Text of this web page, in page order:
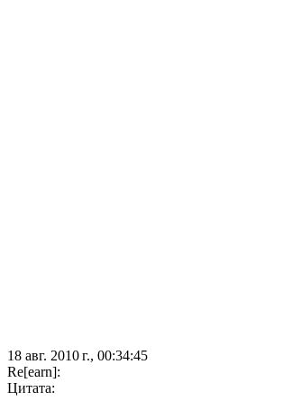
18 авг. 2010 г., 00:34:45
Re[earn]:
Цитата: